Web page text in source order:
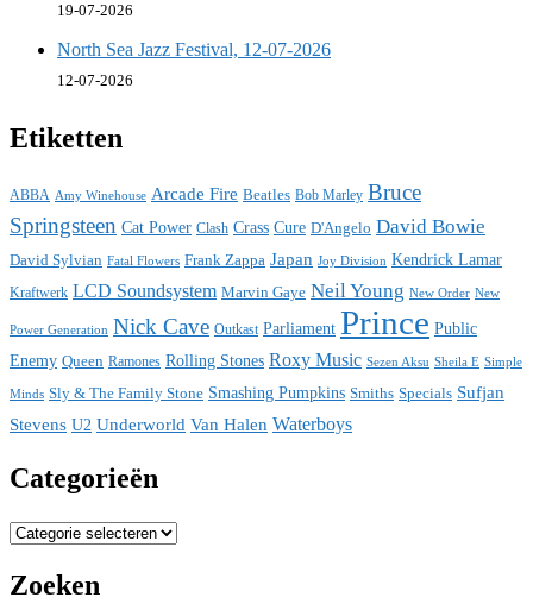
19-07-2026
North Sea Jazz Festival, 12-07-2026
12-07-2026
Etiketten
ABBA Amy Winehouse Arcade Fire Beatles Bob Marley Bruce
Springsteen Cat Power Clash Crass Cure D'Angelo David Bowie
David Sylvian Fatal Flowers Frank Zappa Japan Joy Division Kendrick Lamar
Kraftwerk LCD Soundsystem Marvin Gaye Neil Young New Order New
Power Generation Nick Cave Outkast Parliament Prince Public
Enemy Queen Ramones Rolling Stones Roxy Music Sezen Aksu Sheila E Simple
Minds Sly & The Family Stone Smashing Pumpkins Smiths Specials Sufjan
Stevens U2 Underworld Van Halen Waterboys
Categorieën
Categorieën
Zoeken